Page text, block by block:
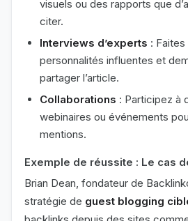
visuels ou des rapports que
citer.
Interviews d’experts :
personnalités influentes et
partager l’article.
Collaborations : Participez à
webinaires ou événements
mentions.
Exemple de réussite : Le cas
Brian Dean, fondateur de
stratégie de guest blogging